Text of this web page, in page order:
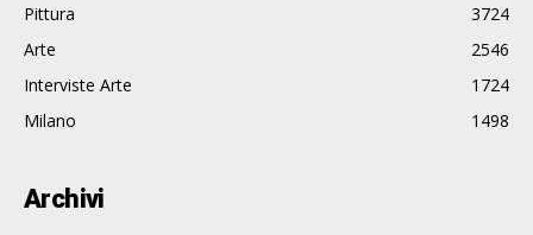
Pittura
3724
Arte
2546
Interviste Arte
1724
Milano
1498
Archivi